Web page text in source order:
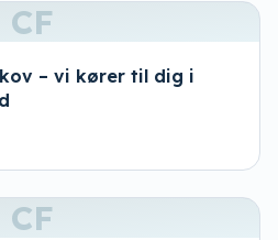
CF
– vi kører til dig i
CF